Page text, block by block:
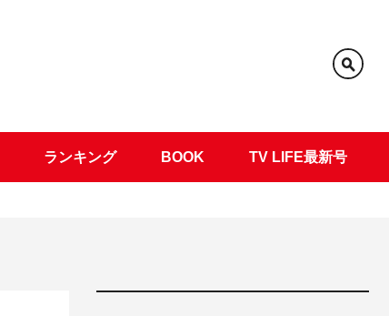
ランキング BOOK TV LIFE最新号